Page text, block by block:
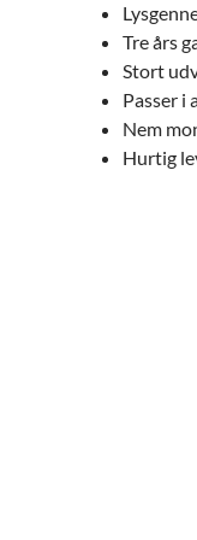
Tre års
Stort
Passer i
Nem
Hurtig